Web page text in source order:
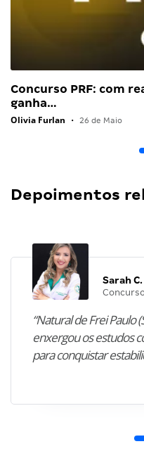
Concurso PRF: com
ganha…
Olivia Furlan • 26 de Maio
Depoimentos
Sarah C.
“Natural de Frei Paulo
enxergou os estudos
para conquistar